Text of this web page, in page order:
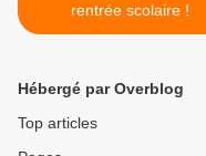
rentrée scolaire !
Hébergé par Overblog
Top articles